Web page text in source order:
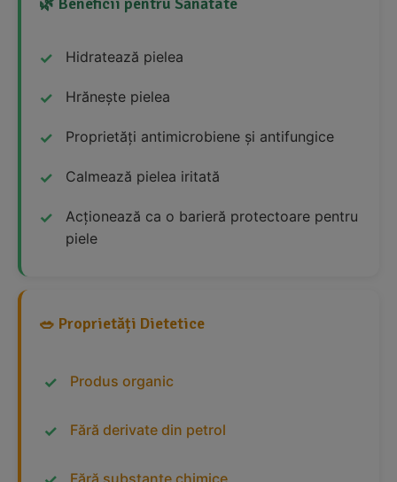
Hidratează pielea
Hrănește pielea
Proprietăți antimicrobiene și antifungice
Calmează pielea iritată
Acționează ca o barieră protectoare pentru
piele
🥗 Proprietăți Dietetice
Produs organic
Fără derivate din petrol